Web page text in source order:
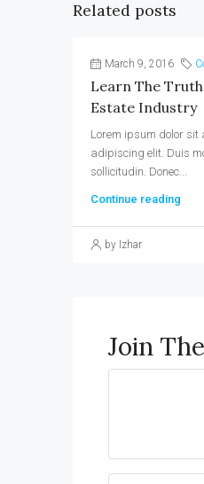
Related posts
March 9, 2016
Learn The Truth
Estate Industry
Lorem ipsum dolor sit
adipiscing elit. Duis
sollicitudin. Donec...
Continue reading
by Izhar
Join